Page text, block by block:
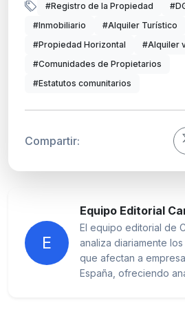
#Registro de la Propiedad
#Inmobiliario
#Alquiler Turístico
#Propiedad Horizontal
#Alquiler
#Comunidades de Propietarios
#Estatutos comunitarios
Compartir:
E
Equipo Editorial
El equipo editorial de
analiza diariamente
que afectan a
España, ofreciendo